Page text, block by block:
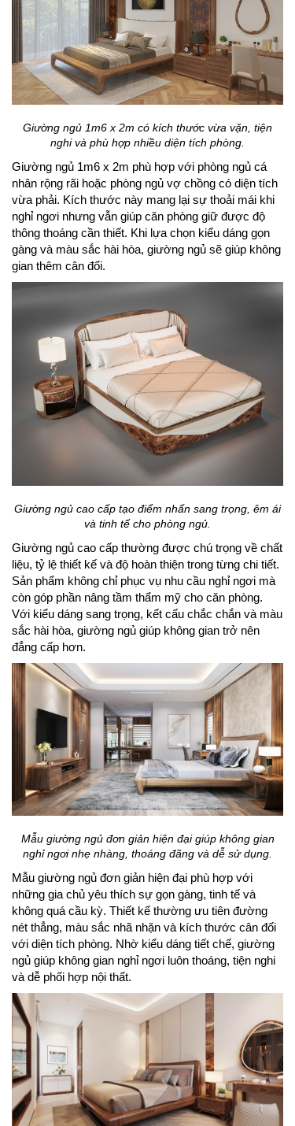
Giường ngủ 1m6 x 2m có kích thước vừa vặn, tiện
nghi và phù hợp nhiều diện tích phòng.
Giường ngủ 1m6 x 2m phù hợp với phòng ngủ cá
nhân rộng rãi hoặc phòng ngủ vợ chồng có diện tích
vừa phải. Kích thước này mang lại sự thoải mái khi
nghỉ ngơi nhưng vẫn giúp căn phòng giữ được độ
thông thoáng cần thiết. Khi lựa chọn kiểu dáng gọn
gàng và màu sắc hài hòa, giường ngủ sẽ giúp không
gian thêm cân đối.
Giường ngủ cao cấp tạo điểm nhấn sang trọng, êm ái
và tinh tế cho phòng ngủ.
Giường ngủ cao cấp thường được chú trọng về chất
liệu, tỷ lệ thiết kế và độ hoàn thiện trong từng chi tiết.
Sản phẩm không chỉ phục vụ nhu cầu nghỉ ngơi mà
còn góp phần nâng tầm thẩm mỹ cho căn phòng.
Với kiểu dáng sang trọng, kết cấu chắc chắn và màu
sắc hài hòa, giường ngủ giúp không gian trở nên
đẳng cấp hơn.
Mẫu giường ngủ đơn giản hiện đại giúp không gian
nghỉ ngơi nhẹ nhàng, thoáng đãng và dễ sử dụng.
Mẫu giường ngủ đơn giản hiện đại phù hợp với
những gia chủ yêu thích sự gọn gàng, tinh tế và
không quá cầu kỳ. Thiết kế thường ưu tiên đường
nét thẳng, màu sắc nhã nhặn và kích thước cân đối
với diện tích phòng. Nhờ kiểu dáng tiết chế, giường
ngủ giúp không gian nghỉ ngơi luôn thoáng, tiện nghi
và dễ phối hợp nội thất.